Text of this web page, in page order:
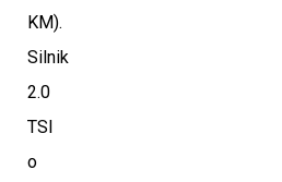
KM).
Silnik
2.0
TSI
o